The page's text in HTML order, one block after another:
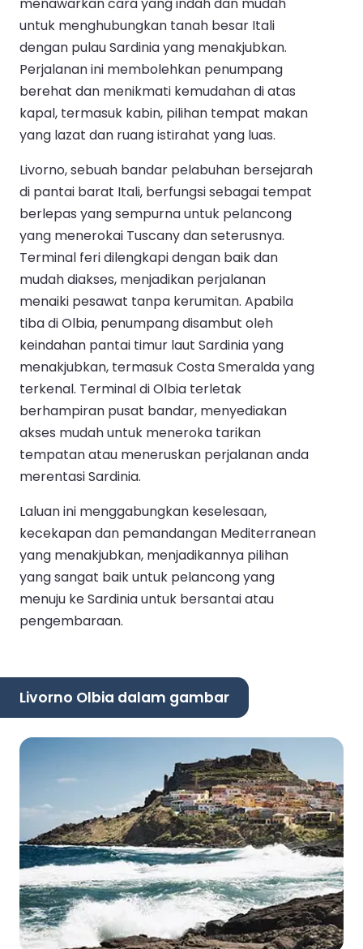
menawarkan cara yang indah dan mudah
untuk menghubungkan tanah besar Itali
dengan pulau Sardinia yang menakjubkan.
Perjalanan ini membolehkan penumpang
berehat dan menikmati kemudahan di atas
kapal, termasuk kabin, pilihan tempat makan
yang lazat dan ruang istirahat yang luas.
Livorno, sebuah bandar pelabuhan bersejarah
di pantai barat Itali, berfungsi sebagai tempat
berlepas yang sempurna untuk pelancong
yang menerokai Tuscany dan seterusnya.
Terminal feri dilengkapi dengan baik dan
mudah diakses, menjadikan perjalanan
menaiki pesawat tanpa kerumitan. Apabila
tiba di Olbia, penumpang disambut oleh
keindahan pantai timur laut Sardinia yang
menakjubkan, termasuk Costa Smeralda yang
terkenal. Terminal di Olbia terletak
berhampiran pusat bandar, menyediakan
akses mudah untuk meneroka tarikan
tempatan atau meneruskan perjalanan anda
merentasi Sardinia.
Laluan ini menggabungkan keselesaan,
kecekapan dan pemandangan Mediterranean
yang menakjubkan, menjadikannya pilihan
yang sangat baik untuk pelancong yang
menuju ke Sardinia untuk bersantai atau
pengembaraan.
Livorno Olbia dalam gambar